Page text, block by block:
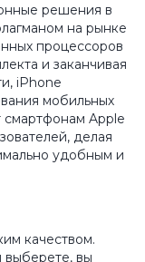
решения в
на рынке
процессоров
и заканчивая
iPhone
мобильных
смартфонам Apple
делая
удобным и
качеством.
выберете, вы